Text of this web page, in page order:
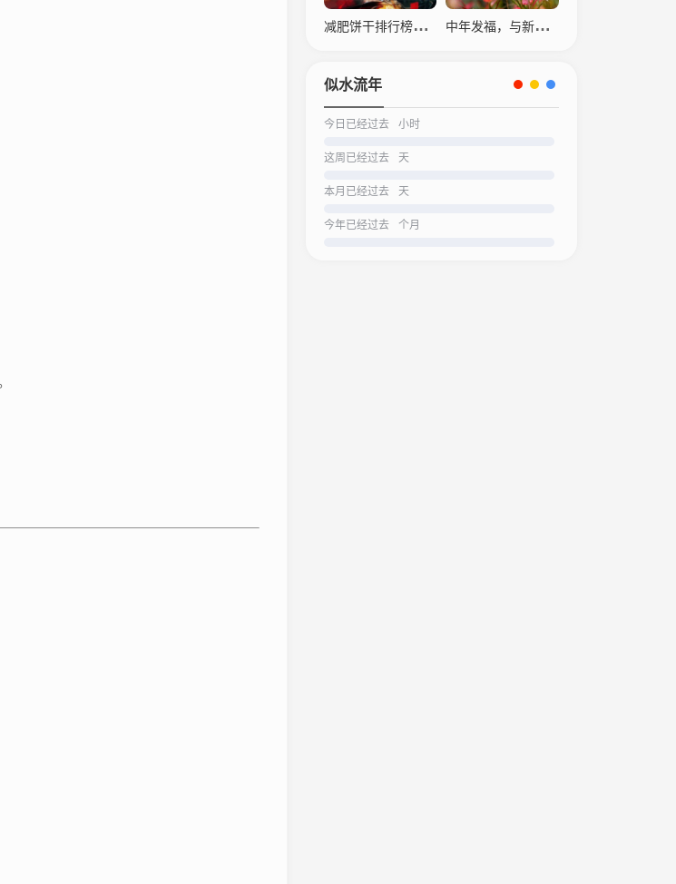
减肥饼干排行榜之一名，瘦身神器还是营销陷阱？ 中年发福，与新陈代谢的温柔对抗及解决之道
似水流年
今日已经过去 小时
这周已经过去 天
本月已经过去 天
今年已经过去 个月